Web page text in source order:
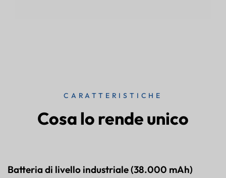
CARATTERISTICHE
Cosa lo rende unico
Batteria di livello industriale (38.000 mAh)